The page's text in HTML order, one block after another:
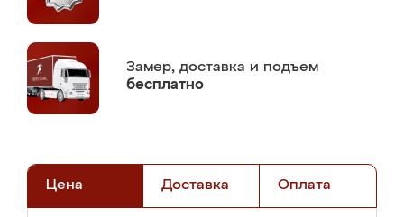
Замер, доставка и подъем
бесплатно
Цена Доставка Оплата